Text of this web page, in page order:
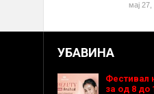
мај 27,
УБАВИНА
Фестивал
за од 8 до